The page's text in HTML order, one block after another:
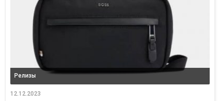
Релизы
12.12.2023